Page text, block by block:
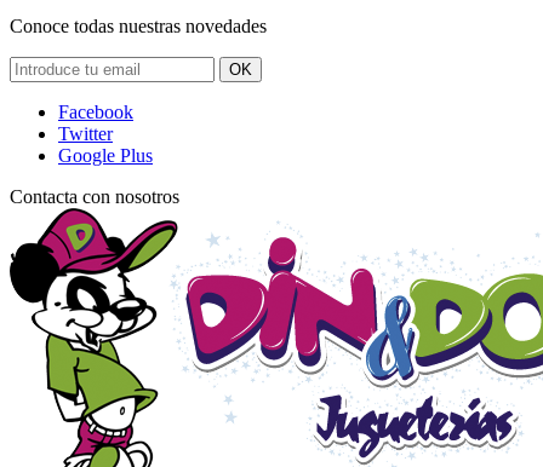
Conoce todas nuestras novedades
OK
Facebook
Twitter
Google Plus
Contacta con nosotros